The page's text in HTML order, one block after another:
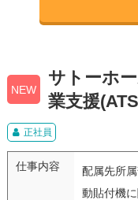
NEW
サトーホ
業支援
正社員
仕事内容
配属先所
動貼付機